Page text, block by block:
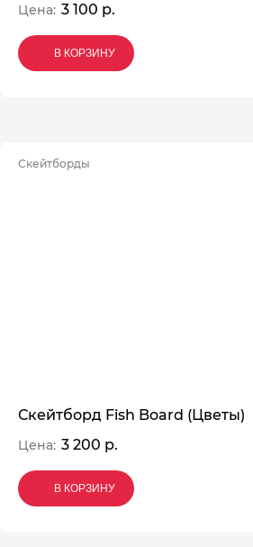
Цена: 3 100 р.
В КОРЗИНУ
В КОРЗИНУ
В КОРЗИНУ
Скейтборды
Скейтборд Fish Board (Цветы)
Цена: 3 200 р.
В КОРЗИНУ
В КОРЗИНУ
В КОРЗИНУ